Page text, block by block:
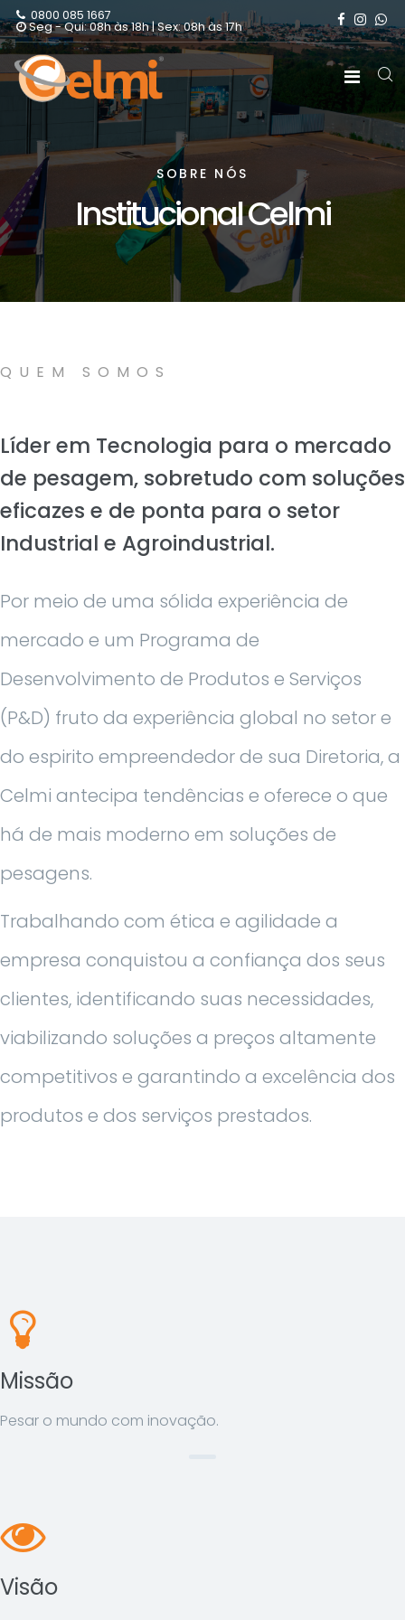
0800 085 1667
Seg - Qui: 08h às 18h | Sex: 08h às 17h
SOBRE NÓS
Institucional Celmi
QUEM SOMOS
Líder em Tecnologia para o mercado
de pesagem, sobretudo com soluções
eficazes e de ponta para o setor
Industrial e Agroindustrial.
Por meio de uma sólida experiência de
mercado e um Programa de
Desenvolvimento de Produtos e Serviços
(P&D) fruto da experiência global no setor e
do espirito empreendedor de sua Diretoria, a
Celmi antecipa tendências e oferece o que
há de mais moderno em soluções de
pesagens.
Trabalhando com ética e agilidade a
empresa conquistou a confiança dos seus
clientes, identificando suas necessidades,
viabilizando soluções a preços altamente
competitivos e garantindo a excelência dos
produtos e dos serviços prestados.
Missão
Pesar o mundo com inovação.
Visão